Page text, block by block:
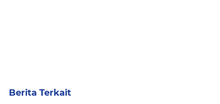
Berita Terkait